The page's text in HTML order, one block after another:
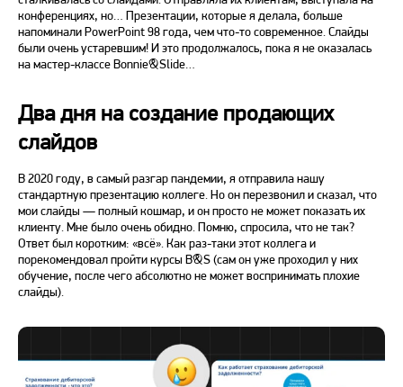
конференциях, но… Презентации, которые я делала, больше
напоминали PowerPoint 98 года, чем что-то современное. Слайды
были очень устаревшим! И это продолжалось, пока я не оказалась
на мастер-классе Bonnie&Slide…
Два дня на создание продающих
слайдов
В 2020 году, в самый разгар пандемии, я отправила нашу
стандартную презентацию коллеге. Но он перезвонил и сказал, что
мои слайды — полный кошмар, и он просто не может показать их
клиенту. Мне было очень обидно. Помню, спросила, что не так?
Ответ был коротким: «всё». Как раз-таки этот коллега и
порекомендовал пройти курсы B&S (сам он уже проходил у них
обучение, после чего абсолютно не может воспринимать плохие
слайды).